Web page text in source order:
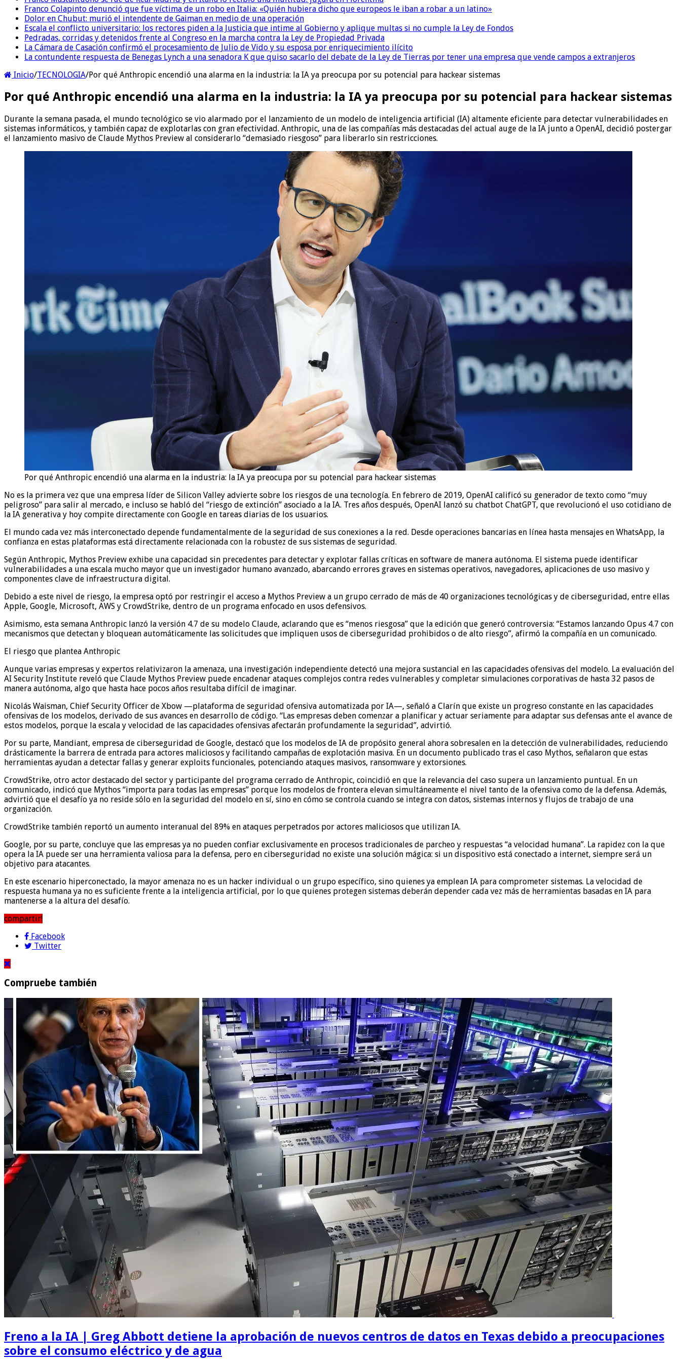
Franco Colapinto denunció que fue víctima de un robo en Italia: «Quién hubiera dicho que europeos le iban a robar a un latino»
Dolor en Chubut: murió el intendente de Gaiman en medio de una operación
Escala el conflicto universitario: los rectores piden a la Justicia que intime al Gobierno y aplique multas si no cumple la Ley de Fondos
Pedradas, corridas y detenidos frente al Congreso en la marcha contra la Ley de Propiedad Privada
La Cámara de Casación confirmó el procesamiento de Julio de Vido y su esposa por enriquecimiento ilícito
La contundente respuesta de Benegas Lynch a una senadora K que quiso sacarlo del debate de la Ley de Tierras por tener una empresa que vende campos a extranjeros
Inicio/TECNOLOGIA/Por qué Anthropic encendió una alarma en la industria: la IA ya preocupa por su potencial para hackear sistemas
Por qué Anthropic encendió una alarma en la industria: la IA ya preocupa por su potencial para hackear sistemas
Durante la semana pasada, el mundo tecnológico se vio alarmado por el lanzamiento de un modelo de inteligencia artificial (IA) altamente eficiente para detectar vulnerabilidades en
sistemas informáticos, y también capaz de explotarlas con gran efectividad. Anthropic, una de las compañías más destacadas del actual auge de la IA junto a OpenAI, decidió postergar
el lanzamiento masivo de Claude Mythos Preview al considerarlo “demasiado riesgoso” para liberarlo sin restricciones.
Por qué Anthropic encendió una alarma en la industria: la IA ya preocupa por su potencial para hackear sistemas
No es la primera vez que una empresa líder de Silicon Valley advierte sobre los riesgos de una tecnología. En febrero de 2019, OpenAI calificó su generador de texto como “muy
peligroso” para salir al mercado, e incluso se habló del “riesgo de extinción” asociado a la IA. Tres años después, OpenAI lanzó su chatbot ChatGPT, que revolucionó el uso cotidiano de
la IA generativa y hoy compite directamente con Google en tareas diarias de los usuarios.
El mundo cada vez más interconectado depende fundamentalmente de la seguridad de sus conexiones a la red. Desde operaciones bancarias en línea hasta mensajes en WhatsApp, la
confianza en estas plataformas está directamente relacionada con la robustez de sus sistemas de seguridad.
Según Anthropic, Mythos Preview exhibe una capacidad sin precedentes para detectar y explotar fallas críticas en software de manera autónoma. El sistema puede identificar
vulnerabilidades a una escala mucho mayor que un investigador humano avanzado, abarcando errores graves en sistemas operativos, navegadores, aplicaciones de uso masivo y
componentes clave de infraestructura digital.
Debido a este nivel de riesgo, la empresa optó por restringir el acceso a Mythos Preview a un grupo cerrado de más de 40 organizaciones tecnológicas y de ciberseguridad, entre ellas
Apple, Google, Microsoft, AWS y CrowdStrike, dentro de un programa enfocado en usos defensivos.
Asimismo, esta semana Anthropic lanzó la versión 4.7 de su modelo Claude, aclarando que es “menos riesgosa” que la edición que generó controversia: “Estamos lanzando Opus 4.7 con
mecanismos que detectan y bloquean automáticamente las solicitudes que impliquen usos de ciberseguridad prohibidos o de alto riesgo”, afirmó la compañía en un comunicado.
El riesgo que plantea Anthropic
Aunque varias empresas y expertos relativizaron la amenaza, una investigación independiente detectó una mejora sustancial en las capacidades ofensivas del modelo. La evaluación del
AI Security Institute reveló que Claude Mythos Preview puede encadenar ataques complejos contra redes vulnerables y completar simulaciones corporativas de hasta 32 pasos de
manera autónoma, algo que hasta hace pocos años resultaba difícil de imaginar.
Nicolás Waisman, Chief Security Officer de Xbow —plataforma de seguridad ofensiva automatizada por IA—, señaló a Clarín que existe un progreso constante en las capacidades
ofensivas de los modelos, derivado de sus avances en desarrollo de código. “Las empresas deben comenzar a planificar y actuar seriamente para adaptar sus defensas ante el avance de
estos modelos, porque la escala y velocidad de las capacidades ofensivas afectarán profundamente la seguridad”, advirtió.
Por su parte, Mandiant, empresa de ciberseguridad de Google, destacó que los modelos de IA de propósito general ahora sobresalen en la detección de vulnerabilidades, reduciendo
drásticamente la barrera de entrada para actores maliciosos y facilitando campañas de explotación masiva. En un documento publicado tras el caso Mythos, señalaron que estas
herramientas ayudan a detectar fallas y generar exploits funcionales, potenciando ataques masivos, ransomware y extorsiones.
CrowdStrike, otro actor destacado del sector y participante del programa cerrado de Anthropic, coincidió en que la relevancia del caso supera un lanzamiento puntual. En un
comunicado, indicó que Mythos “importa para todas las empresas” porque los modelos de frontera elevan simultáneamente el nivel tanto de la ofensiva como de la defensa. Además,
advirtió que el desafío ya no reside sólo en la seguridad del modelo en sí, sino en cómo se controla cuando se integra con datos, sistemas internos y flujos de trabajo de una
organización.
CrowdStrike también reportó un aumento interanual del 89% en ataques perpetrados por actores maliciosos que utilizan IA.
Google, por su parte, concluye que las empresas ya no pueden confiar exclusivamente en procesos tradicionales de parcheo y respuestas “a velocidad humana”. La rapidez con la que
opera la IA puede ser una herramienta valiosa para la defensa, pero en ciberseguridad no existe una solución mágica: si un dispositivo está conectado a internet, siempre será un
objetivo para atacantes.
En este escenario hiperconectado, la mayor amenaza no es un hacker individual o un grupo específico, sino quienes ya emplean IA para comprometer sistemas. La velocidad de
respuesta humana ya no es suficiente frente a la inteligencia artificial, por lo que quienes protegen sistemas deberán depender cada vez más de herramientas basadas en IA para
mantenerse a la altura del desafío.
compartir!
Facebook
Twitter
Compruebe también
Freno a la IA | Greg Abbott detiene la aprobación de nuevos centros de datos en Texas debido a preocupaciones
sobre el consumo eléctrico y de agua